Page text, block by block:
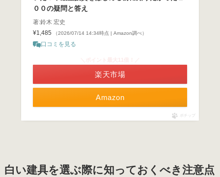
００の疑問と答え
著:鈴木 宏史
¥1,485
（2026/07/14 14:34時点 | Amazon調べ）
口コミを見る
Amazon
楽天市場
ポチップ
白い建具を選ぶ際に知っておくべき注意点